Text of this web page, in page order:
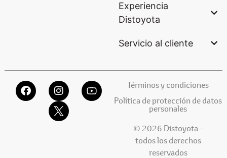
Experiencia
Distoyota
Servicio al cliente
Términos y condiciones
Política de protección de datos
personales
© 2026 Distoyota -
todos los derechos
reservados